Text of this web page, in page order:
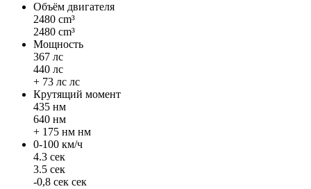
Объём двигателя
2480 cm³
2480 cm³
Мощность
367 лс
440 лс
+ 73 лс лс
Крутящий момент
435 нм
640 нм
+ 175 нм нм
0-100 км/ч
4.3 сек
3.5 сек
-0,8 сек сек